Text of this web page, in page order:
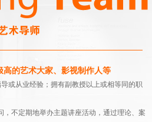
的艺术大家、影视制作人等
或从业经验；拥有副教授以上或相等同的职
，不定期地举办主题讲座活动，通过理论、案